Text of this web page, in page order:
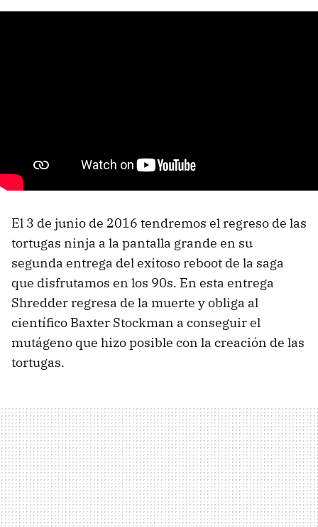
El 3 de junio de 2016 tendremos el regreso de las
tortugas ninja a la pantalla grande en su
segunda entrega del exitoso reboot de la saga
que disfrutamos en los 90s. En esta entrega
Shredder regresa de la muerte y obliga al
científico Baxter Stockman a conseguir el
mutágeno que hizo posible con la creación de las
tortugas.